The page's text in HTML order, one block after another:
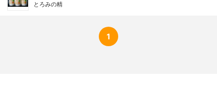
とろみの精
1